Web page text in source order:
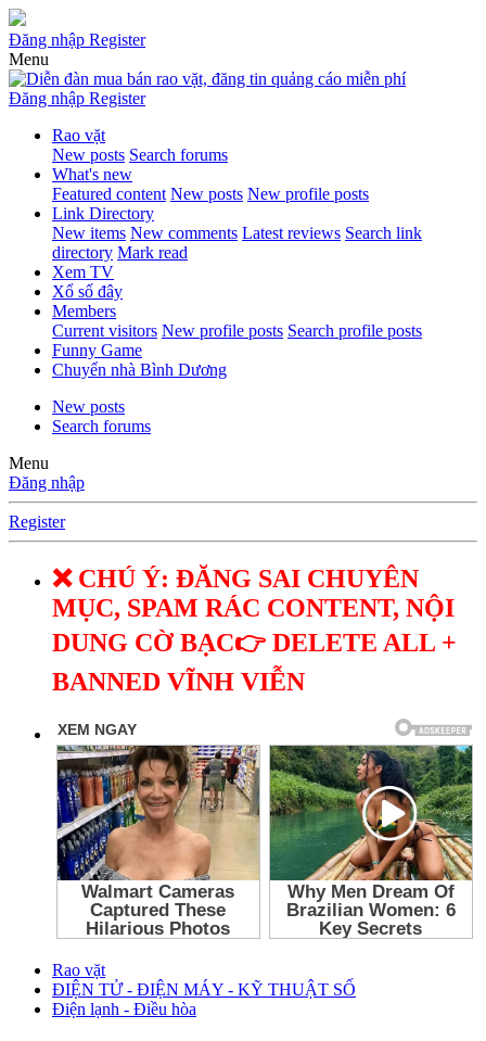
Đăng nhập Register
Menu
Đăng nhập Register
Rao vặt
New posts Search forums
What's new
Featured content New posts New profile posts
Link Directory
New items New comments Latest reviews Search link
directory Mark read
Xem TV
Xổ số đây
Members
Current visitors New profile posts Search profile posts
Funny Game
Chuyển nhà Bình Dương
New posts
Search forums
Menu
Đăng nhập
Register
❌ CHÚ Ý: ĐĂNG SAI CHUYÊN
MỤC, SPAM RÁC CONTENT, NỘI
DUNG CỜ BẠC👉 DELETE ALL +
BANNED VĨNH VIỄN
Rao vặt
ĐIỆN TỬ - ĐIỆN MÁY - KỸ THUẬT SỐ
Điện lạnh - Điều hòa